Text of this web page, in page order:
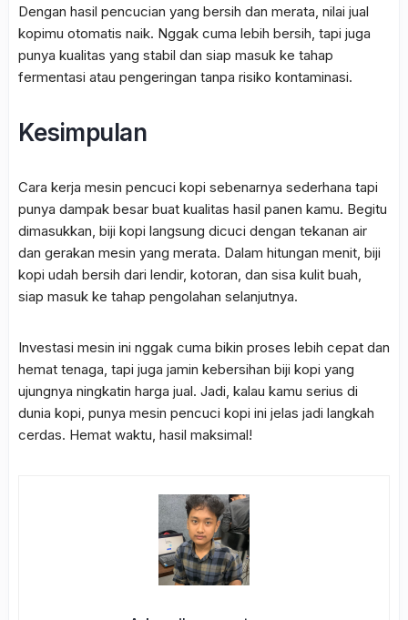
Dengan hasil pencucian yang bersih dan merata, nilai jual
kopimu otomatis naik. Nggak cuma lebih bersih, tapi juga
punya kualitas yang stabil dan siap masuk ke tahap
fermentasi atau pengeringan tanpa risiko kontaminasi.
Kesimpulan
Cara kerja mesin pencuci kopi sebenarnya sederhana tapi
punya dampak besar buat kualitas hasil panen kamu. Begitu
dimasukkan, biji kopi langsung dicuci dengan tekanan air
dan gerakan mesin yang merata. Dalam hitungan menit, biji
kopi udah bersih dari lendir, kotoran, dan sisa kulit buah,
siap masuk ke tahap pengolahan selanjutnya.
Investasi mesin ini nggak cuma bikin proses lebih cepat dan
hemat tenaga, tapi juga jamin kebersihan biji kopi yang
ujungnya ningkatin harga jual. Jadi, kalau kamu serius di
dunia kopi, punya mesin pencuci kopi ini jelas jadi langkah
cerdas. Hemat waktu, hasil maksimal!